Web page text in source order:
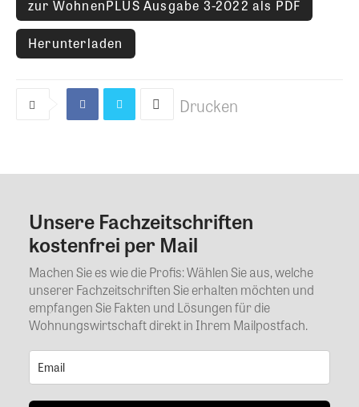
zur WohnenPLUS Ausgabe 3-2022 als PDF
Herunterladen
Drucken
Kommentar
Unsere Fachzeitschriften
kostenfrei per Mail
Machen Sie es wie die Profis: Wählen Sie aus, welche
unserer Fachzeitschriften Sie erhalten möchten und
empfangen Sie Fakten und Lösungen für die
Wohnungswirtschaft direkt in Ihrem Mailpostfach.